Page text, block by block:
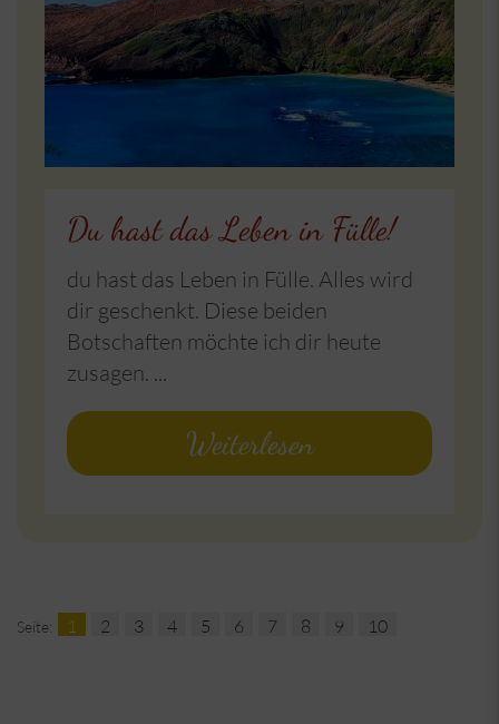
Du hast das Leben in Fülle!
du hast das Leben in Fülle. Alles wird
dir geschenkt. Diese beiden
Botschaften möchte ich dir heute
zusagen. ...
Weiterlesen
1 2 3 4 5 6 7 8 9 10